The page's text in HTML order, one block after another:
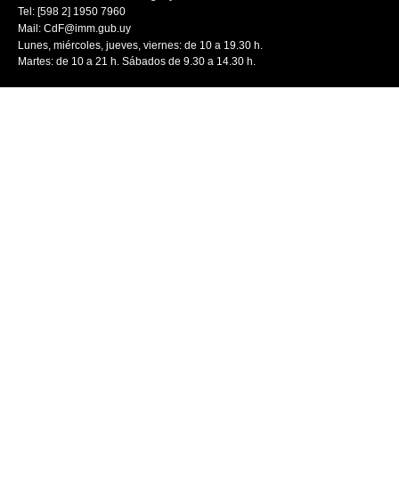
Tel: [598 2] 1950 7960
Mail: CdF@imm.gub.uy
Lunes, miércoles, jueves, viernes: de 10 a 19.30 h.
Martes: de 10 a 21 h. Sábados de 9.30 a 14.30 h.